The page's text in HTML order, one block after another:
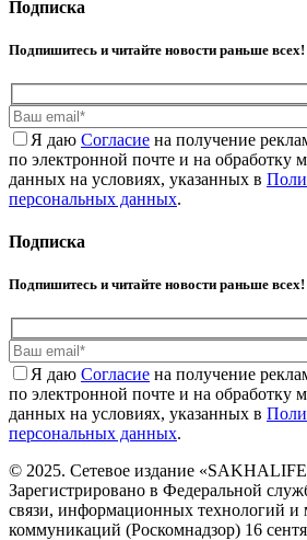
Подписка
Подпишитесь и читайте новости раньше всех!
Я даю Cогласие на получение
по электронной почте и на обработку
данных на условиях, указанных в
персональных данных.
Подписка
Подпишитесь и читайте новости раньше всех!
Я даю Cогласие на получение
по электронной почте и на обработку
данных на условиях, указанных в
персональных данных.
© 2025. Сетевое издание
Зарегистрировано в Федеральной
связи, информационных технологий и
коммуникаций (Роскомнадзор) 16